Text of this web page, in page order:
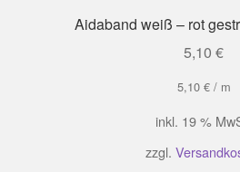
Aidaband weiß – rot
5,10 €
5,10 €/ m
inkl. 19 %
zzgl.